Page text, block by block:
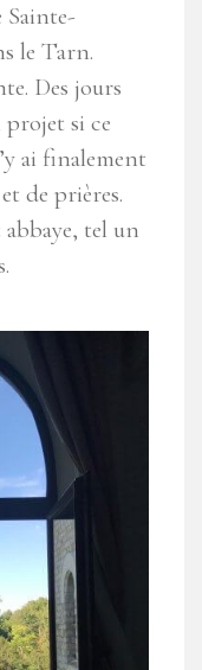
Sainte-
le Tarn.
Des jours
projet si ce
ai finalement
de prières.
abbaye, tel un